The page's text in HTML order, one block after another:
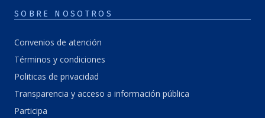
SOBRE NOSOTROS
Convenios de atención
Términos y condiciones
Politicas de privacidad
Transparencia y acceso a información pública
Participa